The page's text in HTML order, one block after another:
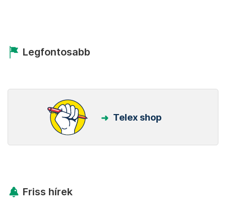
Legfontosabb
Telex shop
Friss hírek